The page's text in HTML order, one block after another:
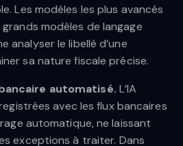
Les modèles les plus avancés
modèles de langage
analyser le libellé d’une
sa nature fiscale précise.
automatisé. L’IA
avec les flux bancaires
automatique, ne laissant
exceptions à traiter. Dans